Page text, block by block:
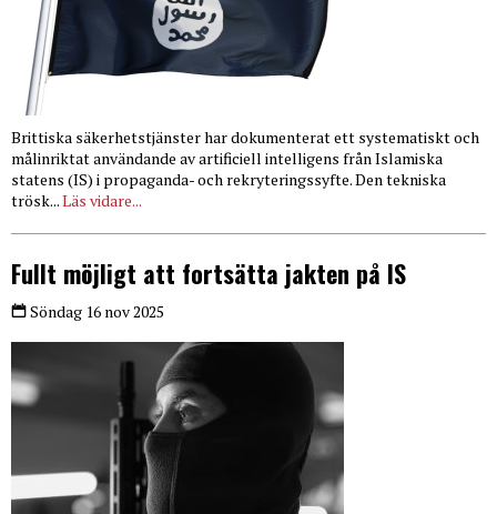
Brittiska säkerhetstjänster har dokumenterat ett systematiskt och
målinriktat användande av artificiell intelligens från Islamiska
statens (IS) i propaganda- och rekryteringssyfte. Den tekniska
trösk...Läs vidare...
Fullt möjligt att fortsätta jakten på IS
Söndag 16 nov 2025